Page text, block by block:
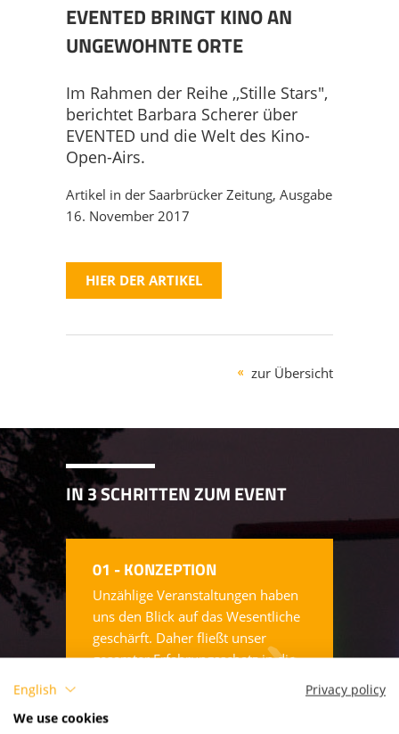
NACHHALTIGKEIT
STELLEN
FILMAUSWAHL
MEISTERLICH BERATEN
RUND-UM-SERVICE
EQUIPMENT
OPEN AIR KINO
AUTOKINO
INDOOR KINO
FILMMUSIK-KONZERTE
FILMPREMIEREN
KOPFHÖRER - SILENT CINEMA
STÜHLE & ZUBEHÖR
ÜBERSICHT
OPEN AIR KINO
AUTOKINO
INDOOR KINO
FILMMUSIK-KONZERTE
MEHRWERTE
DOWNLOAD
KONTAKT
DATENSCHUTZ
DISCLAIMER
EVENTED BRINGT KINO AN
UNGEWOHNTE ORTE
Im Rahmen der Reihe ,,Stille Stars",
berichtet Barbara Scherer über
EVENTED und die Welt des Kino-
Open-Airs.
Artikel in der Saarbrücker Zeitung, Ausgabe
16. November 2017
HIER DER ARTIKEL
zur Übersicht
IN 3 SCHRITTEN ZUM EVENT
01 - KONZEPTION
Unzählige Veranstaltungen haben
uns den Blick auf das Wesentliche
geschärft. Daher fließt unser
gesamter Erfahrungsschatz in die
English
Privacy policy
We use cookies